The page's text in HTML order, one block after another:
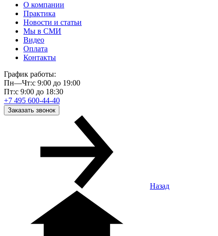
О компании
Практика
Новости и статьи
Мы в СМИ
Видео
Оплата
Контакты
График работы:
Пн—Чт:с 9:00 до 19:00
Пт:с 9:00 до 18:30
+7 495 600-44-40
Заказать звонок
Назад